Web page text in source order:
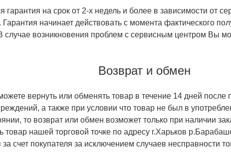
на срок от 2-х недель и более в зависимости от
Гарантия начинает действовать с момента фактического
возникновения проблем с сервисным центром Вы
Возврат и обмен
вернуть или обменять товар в течение 14 дней
а также при условии что товар не был в
то возврат или обмен возможет только при наличии
нашей торговой точке по адресу г.Харьков
счет покупателя за исключением случаев несправности